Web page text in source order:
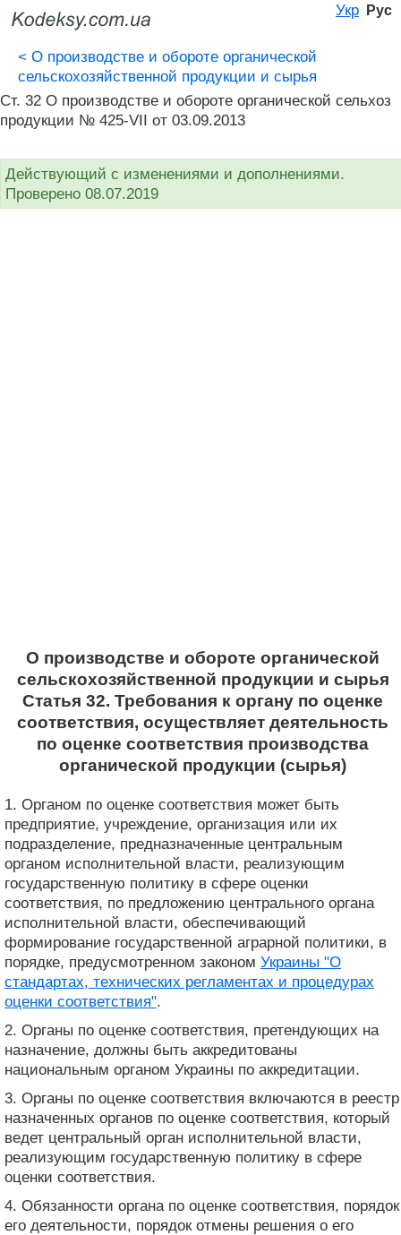
Укр Рус
< О производстве и обороте органической
сельскохозяйственной продукции и сырья
Ст. 32 О производстве и обороте органической сельхоз
продукции № 425-VII от 03.09.2013
Действующий с изменениями и дополнениями.
Проверено 08.07.2019
О производстве и обороте органической
сельскохозяйственной продукции и сырья
Статья 32. Требования к органу по оценке
соответствия, осуществляет деятельность
по оценке соответствия производства
органической продукции (сырья)
1. Органом по оценке соответствия может быть
предприятие, учреждение, организация или их
подразделение, предназначенные центральным
органом исполнительной власти, реализующим
государственную политику в сфере оценки
соответствия, по предложению центрального органа
исполнительной власти, обеспечивающий
формирование государственной аграрной политики, в
порядке, предусмотренном законом Украины "О
стандартах, технических регламентах и ​​процедурах
оценки соответствия".
2. Органы по оценке соответствия, претендующих на
назначение, должны быть аккредитованы
национальным органом Украины по аккредитации.
3. Органы по оценке соответствия включаются в реестр
назначенных органов по оценке соответствия, который
ведет центральный орган исполнительной власти,
реализующим государственную политику в сфере
оценки соответствия.
4. Обязанности органа по оценке соответствия, порядок
его деятельности, порядок отмены решения о его